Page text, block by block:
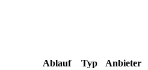
Ablauf Typ
Anbieter